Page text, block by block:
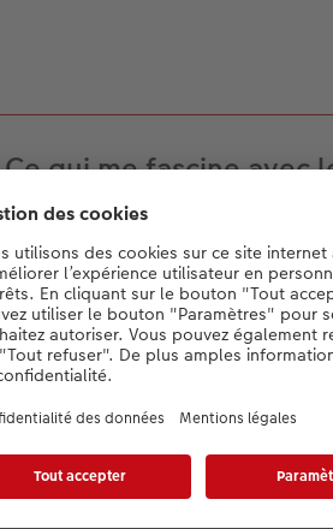
qui me fascine avec
permettent
chose de
moments plus tard. On